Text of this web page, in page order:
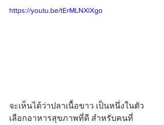
https://youtu.be/tErMLNXlXgo
จะเห็นได้ว่าปลาเนื้อขาว เป็นหนึ่งในตัว
เลือกอาหารสุขภาพที่ดี สำหรับคนที่